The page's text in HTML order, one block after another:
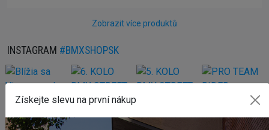
Zobrazit více produktů
INSTAGRAM #BMXSHOPSK
Získejte slevu na první nákup